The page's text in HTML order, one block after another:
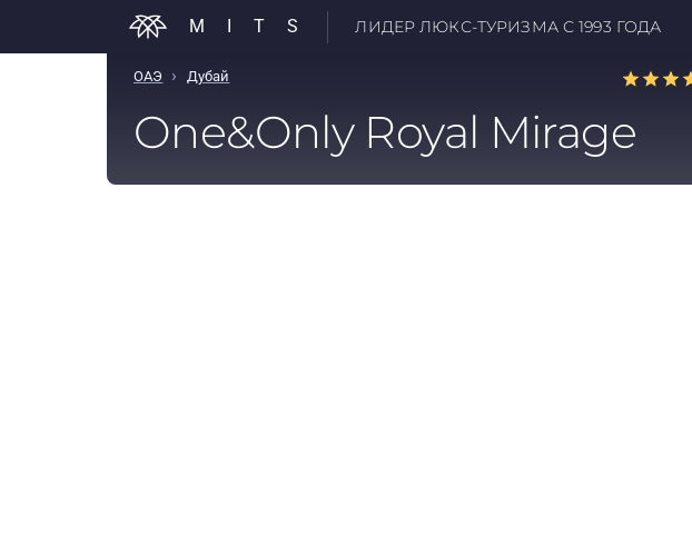
MITS ЛИДЕР ЛЮКС-ТУРИЗМА С 1993 ГОДА
ОАЭ › Дубай
One&Only Royal Mirage